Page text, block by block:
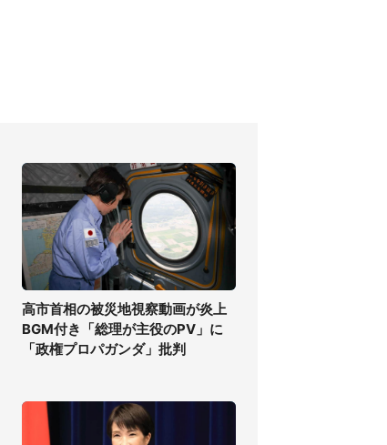
高市首相の被災地視察動画が炎上
BGM付き「総理が主役のPV」に
「政権プロパガンダ」批判